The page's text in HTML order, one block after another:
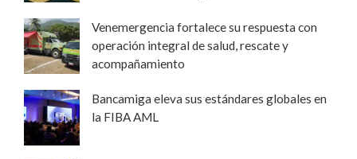
Venemergencia fortalece su respuesta con
operación integral de salud, rescate y
acompañamiento
Bancamiga eleva sus estándares globales en
la FIBA AML